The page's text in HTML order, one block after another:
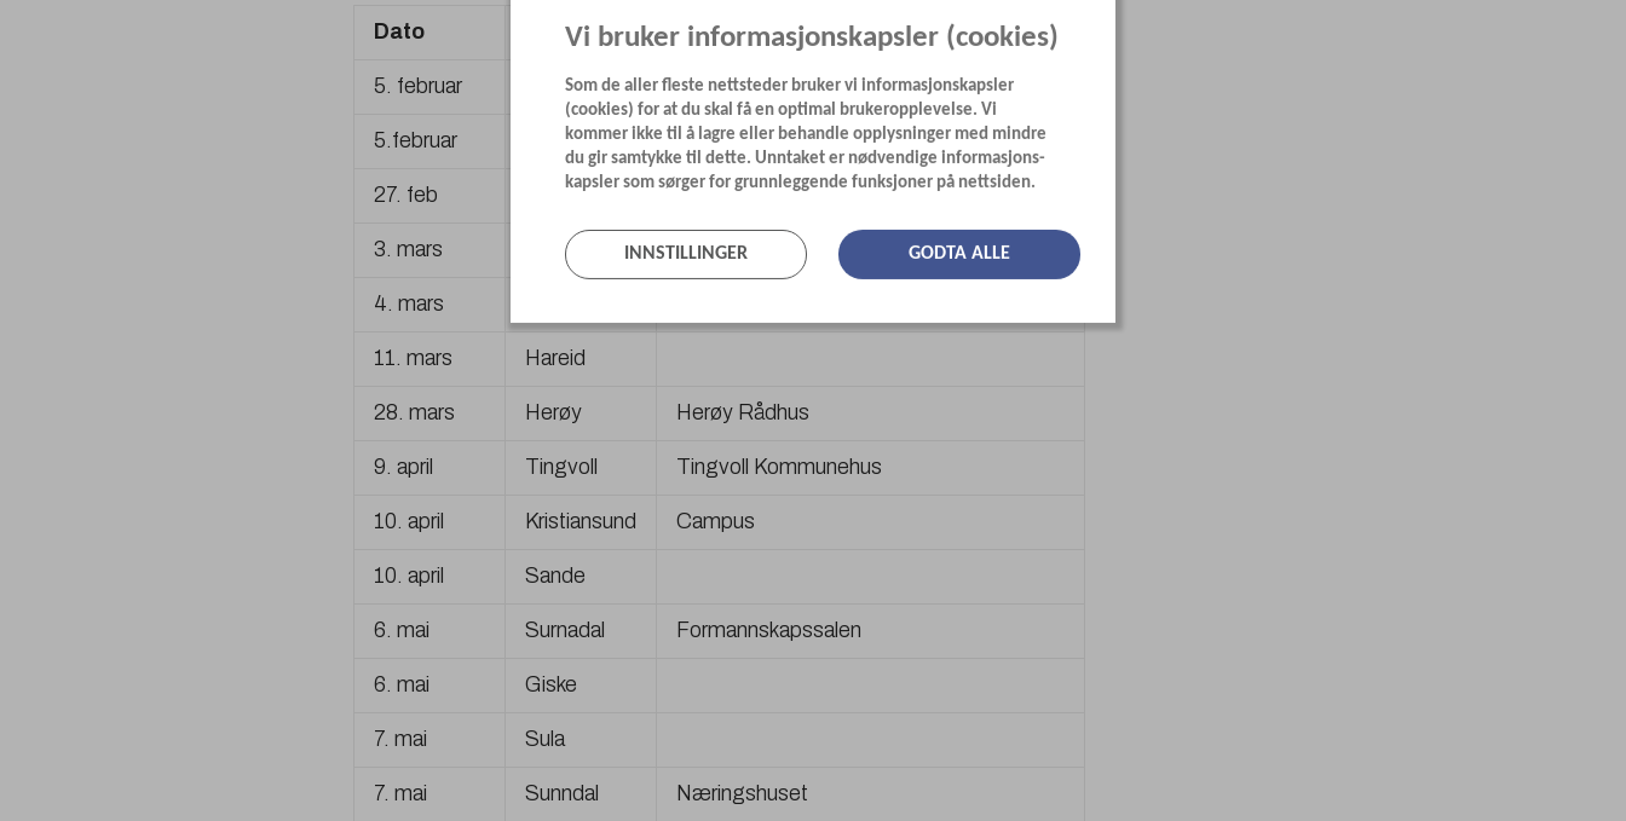
Dato Kommune
5. februar Fjord Fjordhagen
5.februar Averøy Averøy Kommunehus
27. feb Smøla Smøla Rådhus og Gurisenteret
3. mars Aure Aure Rådhus
4. mars
11. mars Hareid
28. mars Herøy Herøy Rådhus
9. april Tingvoll Tingvoll Kommunehus
10. april Kristiansund Campus
10. april Sande
6. mai Surnadal Formannskapssalen
6. mai Giske
7. mai Sula
7. mai Sunndal Næringshuset
Vi bruker informasjonskapsler (cookies)
Som de aller fleste nettsteder bruker vi informasjonskapsler
(cookies) for at du skal få en optimal brukeropplevelse. Vi
kommer ikke til å lagre eller behandle opplysninger med mindre
du gir samtykke til dette. Unntaket er nødvendige informasjons-
kapsler som sørger for grunnleggende funksjoner på nettsiden.
INNSTILLINGER GODTA ALLE